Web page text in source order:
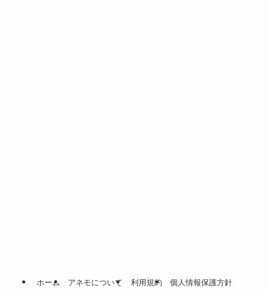
ホーム アネモについて 利用規約 個人情報保護方針